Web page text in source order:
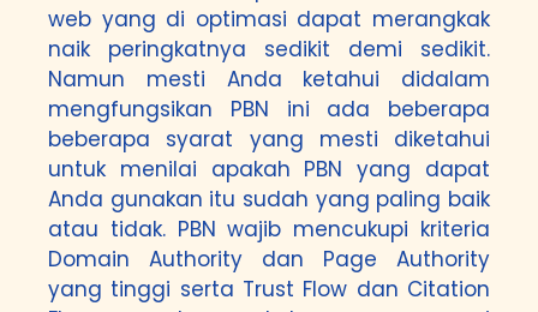
web yang di optimasi dapat merangkak
naik peringkatnya sedikit demi sedikit.
Namun mesti Anda ketahui didalam
mengfungsikan PBN ini ada beberapa
beberapa syarat yang mesti diketahui
untuk menilai apakah PBN yang dapat
Anda gunakan itu sudah yang paling baik
atau tidak. PBN wajib mencukupi kriteria
Domain Authority dan Page Authority
yang tinggi serta Trust Flow dan Citation